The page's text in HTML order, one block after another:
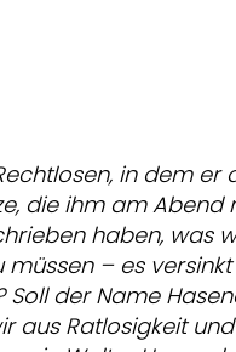
in dem
die ihm am
haben, was
– es
Soll der Name
aus Ratlosigkeit